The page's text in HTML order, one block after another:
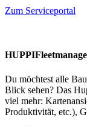
Zum Serviceportal
Du möchtest alle
Blick sehen? Das
viel mehr:
Produktivität, etc.),